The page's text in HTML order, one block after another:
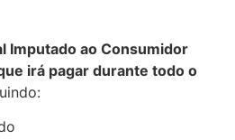
Imputado ao Consumidor
irá pagar durante todo o